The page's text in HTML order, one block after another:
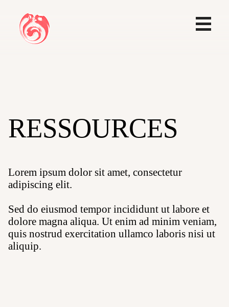
RESSOURCES
Lorem ipsum dolor sit amet, consectetur
adipiscing elit.
Sed do eiusmod tempor incididunt ut labore et
dolore magna aliqua. Ut enim ad minim veniam,
quis nostrud exercitation ullamco laboris nisi ut
aliquip.